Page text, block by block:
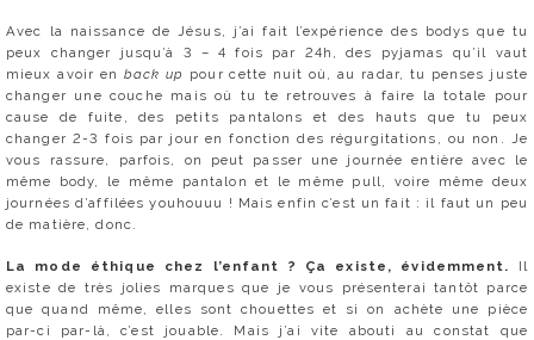
Avec la naissance de Jésus, j’ai fait l’expérience des bodys que tu
peux changer jusqu’à 3 – 4 fois par 24h, des pyjamas qu’il vaut
mieux avoir en back up pour cette nuit où, au radar, tu penses juste
changer une couche mais où tu te retrouves à faire la totale pour
cause de fuite, des petits pantalons et des hauts que tu peux
changer 2-3 fois par jour en fonction des régurgitations, ou non. Je
vous rassure, parfois, on peut passer une journée entière avec le
même body, le même pantalon et le même pull, voire même deux
journées d’affilées youhouuu ! Mais enfin c’est un fait : il faut un peu
de matière, donc.
La mode éthique chez l’enfant ? Ça existe, évidemment.
Il
existe de très jolies marques que je vous présenterai tantôt parce
que quand même, elles sont chouettes et si on achète une pièce
par-ci par-là, c’est jouable. Mais j’ai vite abouti au constat que